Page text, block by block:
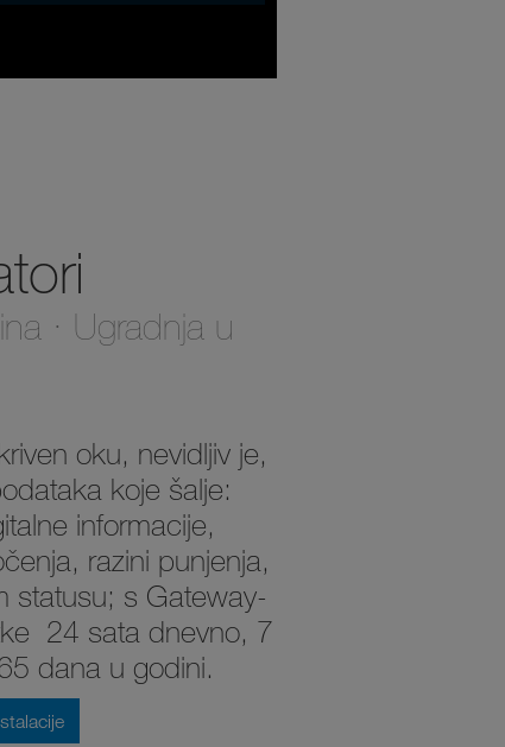
∙ Ugradnja u
oku, nevidljiv je,
koje šalje:
informacije,
razini punjenja,
statusu; s Gateway-
24 sata dnevno, 7
dana u godini.